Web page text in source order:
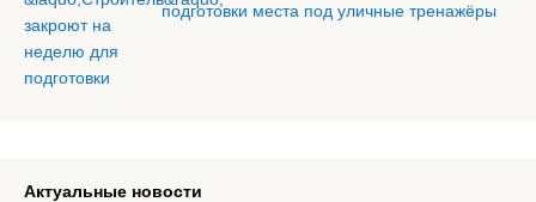
подготовки места под уличные тренажёры
Актуальные новости